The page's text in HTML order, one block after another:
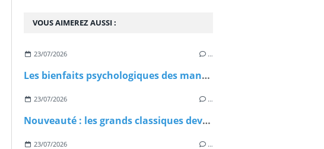
VOUS AIMEREZ AUSSI :
23/07/2026 …
Les bienfaits psychologiques des mandalas chez les enfants : un moment de calme et de créativité en famille
23/07/2026 …
Nouveauté : les grands classiques deviennent accessibles avec les livres « Mes lectures DYS »
23/07/2026 …